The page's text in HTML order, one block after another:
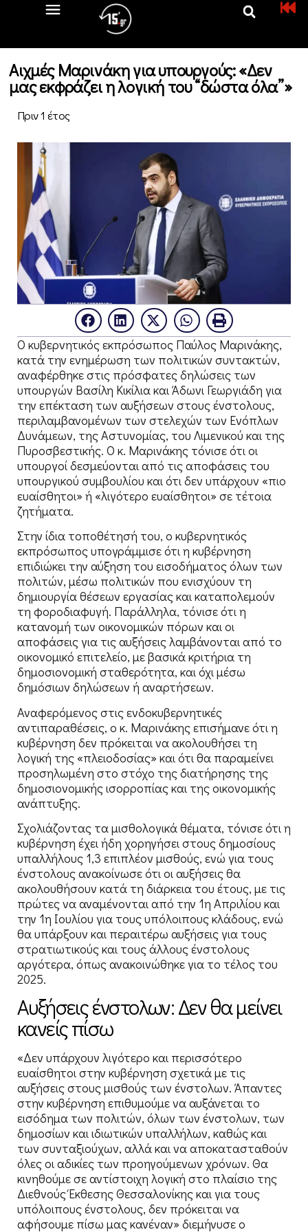
Αιχμές Μαρινάκη για υπουργούς: «Δεν
μας εκφράζει η λογική του “δώστα όλα”»
Πριν 1 έτος
Ο κυβερνητικός εκπρόσωπος Παύλος Μαρινάκης,
κατά την ενημέρωση των πολιτικών συντακτών,
αναφέρθηκε στις πρόσφατες δηλώσεις των
υπουργών Βασίλη Κικίλια και Άδωνι Γεωργιάδη για
την επέκταση των αυξήσεων στους ένστολους,
περιλαμβανομένων των στελεχών των Ενόπλων
Δυνάμεων, της Αστυνομίας, του Λιμενικού και της
Πυροσβεστικής. Ο κ. Μαρινάκης τόνισε ότι οι
υπουργοί δεσμεύονται από τις αποφάσεις του
υπουργικού συμβουλίου και ότι δεν υπάρχουν «πιο
ευαίσθητοι» ή «λιγότερο ευαίσθητοι» σε τέτοια
ζητήματα.
Στην ίδια τοποθέτησή του, ο κυβερνητικός
εκπρόσωπος υπογράμμισε ότι η κυβέρνηση
επιδιώκει την αύξηση του εισοδήματος όλων των
πολιτών, μέσω πολιτικών που ενισχύουν τη
δημιουργία θέσεων εργασίας και καταπολεμούν
τη φοροδιαφυγή. Παράλληλα, τόνισε ότι η
κατανομή των οικονομικών πόρων και οι
αποφάσεις για τις αυξήσεις λαμβάνονται από το
οικονομικό επιτελείο, με βασικά κριτήρια τη
δημοσιονομική σταθερότητα, και όχι μέσω
δημόσιων δηλώσεων ή αναρτήσεων.
Αναφερόμενος στις ενδοκυβερνητικές
αντιπαραθέσεις, ο κ. Μαρινάκης επισήμανε ότι η
κυβέρνηση δεν πρόκειται να ακολουθήσει τη
λογική της «πλειοδοσίας» και ότι θα παραμείνει
προσηλωμένη στο στόχο της διατήρησης της
δημοσιονομικής ισορροπίας και της οικονομικής
ανάπτυξης.
Σχολιάζοντας τα μισθολογικά θέματα, τόνισε ότι η
κυβέρνηση έχει ήδη χορηγήσει στους δημοσίους
υπαλλήλους 1,3 επιπλέον μισθούς, ενώ για τους
ένστολους ανακοίνωσε ότι οι αυξήσεις θα
ακολουθήσουν κατά τη διάρκεια του έτους, με τις
πρώτες να αναμένονται από την 1η Απριλίου και
την 1η Ιουλίου για τους υπόλοιπους κλάδους, ενώ
θα υπάρξουν και περαιτέρω αυξήσεις για τους
στρατιωτικούς και τους άλλους ένστολους
αργότερα, όπως ανακοινώθηκε για το τέλος του
2025.
Αυξήσεις ένστολων: Δεν θα μείνει
κανείς πίσω
«Δεν υπάρχουν λιγότερο και περισσότερο
ευαίσθητοι στην κυβέρνηση σχετικά με τις
αυξήσεις στους μισθούς των ένστολων. Άπαντες
στην κυβέρνηση επιθυμούμε να αυξάνεται το
εισόδημα των πολιτών, όλων των ένστολων, των
δημοσίων και ιδιωτικών υπαλλήλων, καθώς και
των συνταξιούχων, αλλά και να αποκατασταθούν
όλες οι αδικίες των προηγούμενων χρόνων. Θα
κινηθούμε σε αντίστοιχη λογική στο πλαίσιο της
Διεθνούς Έκθεσης Θεσσαλονίκης και για τους
υπόλοιπους ένστολους, δεν πρόκειται να
αφήσουμε πίσω μας κανέναν» διεμήνυσε ο